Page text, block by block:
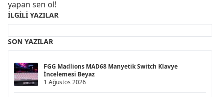
yapan sen ol!
İLGILI YAZILAR
SON YAZILAR
FGG Madlions MAD68 Manyetik Switch Klavye
İncelemesi Beyaz
1 Ağustos 2026